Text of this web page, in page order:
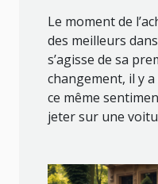
Le moment de
des meilleurs
s’agisse de sa
changement, il y
ce même
jeter sur une